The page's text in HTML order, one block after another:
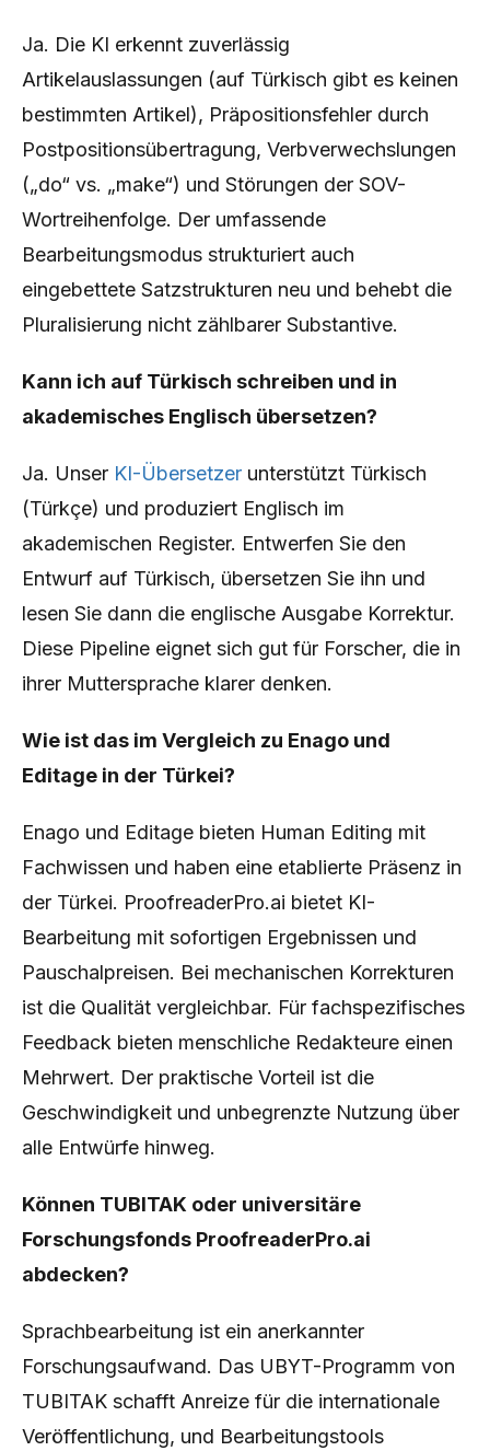
Ja. Die KI erkennt zuverlässig
Artikelauslassungen (auf Türkisch gibt es keinen
bestimmten Artikel), Präpositionsfehler durch
Postpositionsübertragung, Verbverwechslungen
(„do“ vs. „make“) und Störungen der SOV-
Wortreihenfolge. Der umfassende
Bearbeitungsmodus strukturiert auch
eingebettete Satzstrukturen neu und behebt die
Pluralisierung nicht zählbarer Substantive.
Kann ich auf Türkisch schreiben und in
akademisches Englisch übersetzen?
Ja. Unser KI-Übersetzer unterstützt Türkisch
(Türkçe) und produziert Englisch im
akademischen Register. Entwerfen Sie den
Entwurf auf Türkisch, übersetzen Sie ihn und
lesen Sie dann die englische Ausgabe Korrektur.
Diese Pipeline eignet sich gut für Forscher, die in
ihrer Muttersprache klarer denken.
Wie ist das im Vergleich zu Enago und
Editage in der Türkei?
Enago und Editage bieten Human Editing mit
Fachwissen und haben eine etablierte Präsenz in
der Türkei. ProofreaderPro.ai bietet KI-
Bearbeitung mit sofortigen Ergebnissen und
Pauschalpreisen. Bei mechanischen Korrekturen
ist die Qualität vergleichbar. Für fachspezifisches
Feedback bieten menschliche Redakteure einen
Mehrwert. Der praktische Vorteil ist die
Geschwindigkeit und unbegrenzte Nutzung über
alle Entwürfe hinweg.
Können TUBITAK oder universitäre
Forschungsfonds ProofreaderPro.ai
abdecken?
Sprachbearbeitung ist ein anerkannter
Forschungsaufwand. Das UBYT-Programm von
TUBITAK schafft Anreize für die internationale
Veröffentlichung, und Bearbeitungstools